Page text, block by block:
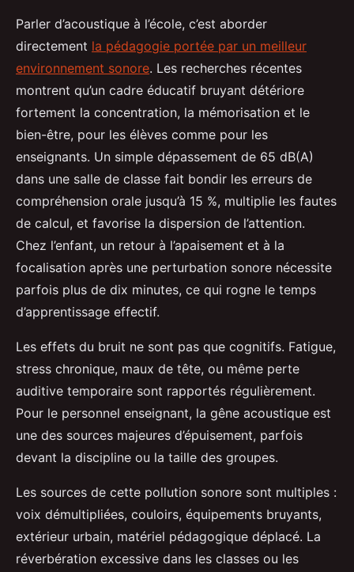
Parler d’acoustique à l’école, c’est aborder
directement la pédagogie portée par un meilleur
environnement sonore. Les recherches récentes
montrent qu’un cadre éducatif bruyant détériore
fortement la concentration, la mémorisation et le
bien-être, pour les élèves comme pour les
enseignants. Un simple dépassement de 65 dB(A)
dans une salle de classe fait bondir les erreurs de
compréhension orale jusqu’à 15 %, multiplie les fautes
de calcul, et favorise la dispersion de l’attention.
Chez l’enfant, un retour à l’apaisement et à la
focalisation après une perturbation sonore nécessite
parfois plus de dix minutes, ce qui rogne le temps
d’apprentissage effectif.
Les effets du bruit ne sont pas que cognitifs. Fatigue,
stress chronique, maux de tête, ou même perte
auditive temporaire sont rapportés régulièrement.
Pour le personnel enseignant, la gêne acoustique est
une des sources majeures d’épuisement, parfois
devant la discipline ou la taille des groupes.
Les sources de cette pollution sonore sont multiples :
voix démultipliées, couloirs, équipements bruyants,
extérieur urbain, matériel pédagogique déplacé. La
réverbération excessive dans les classes ou les